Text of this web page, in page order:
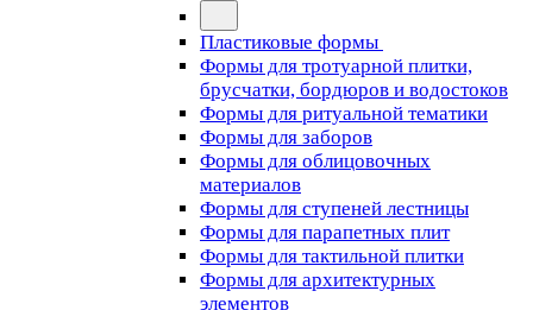
Пластиковые формы
Формы для тротуарной плитки,
брусчатки, бордюров и водостоков
Формы для ритуальной тематики
Формы для заборов
Формы для облицовочных
материалов
Формы для ступеней лестницы
Формы для парапетных плит
Формы для тактильной плитки
Формы для архитектурных
элементов